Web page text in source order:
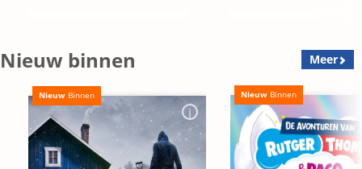
Nieuw binnen Meer
Nieuw Binnen Nieuw Binnen